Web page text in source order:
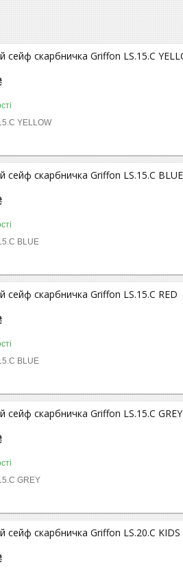
сейф скарбничка Griffon LS.15.C
YELLOW
сейф скарбничка Griffon LS.15.C BLUE
BLUE
сейф скарбничка Griffon LS.15.C RED
BLUE
сейф скарбничка Griffon LS.15.C GREY
GREY
сейф скарбничка Griffon LS.20.C KIDS